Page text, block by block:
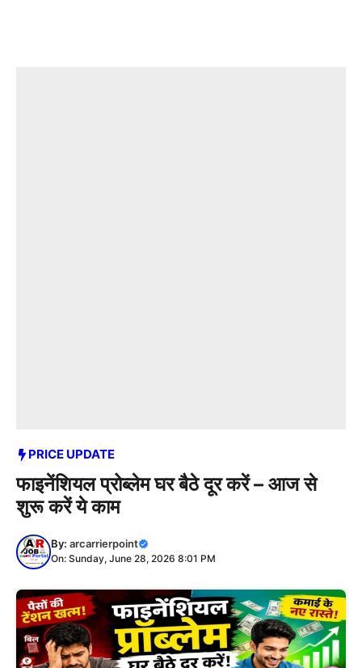
PRICE UPDATE
फाइनेंशियल प्रोब्लेम घर बैठे दूर करें – आज से
शुरू करें ये काम
By: arcarrierpoint
On: Sunday, June 28, 2026 8:01 PM